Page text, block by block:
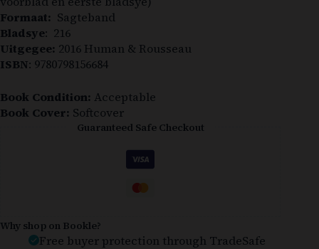
Formaat: Sagteband
Bladsye: 216
Uitgegee: 2016 Human & Rousseau
ISBN: 9780798156684
Book Condition: Acceptable
Book Cover: Softcover
Guaranteed Safe Checkout
Why shop on Bookle?
Free buyer protection through TradeSafe